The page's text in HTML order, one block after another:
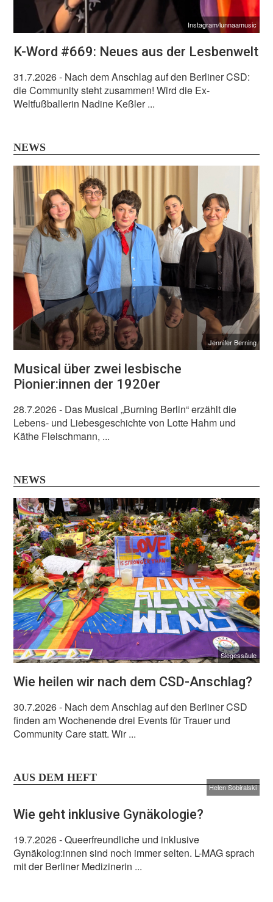
Instagram/lunnaamusic
K-Word #669: Neues aus der Lesbenwelt
31.7.2026- Nach dem Anschlag auf den Berliner CSD:
die Community steht zusammen! Wird die Ex-
Weltfußballerin Nadine Keßler ...
NEWS
Jennifer Berning
Musical über zwei lesbische
Pionier:innen der 1920er
28.7.2026- Das Musical „Burning Berlin“ erzählt die
Lebens- und Liebesgeschichte von Lotte Hahm und
Käthe Fleischmann, ...
NEWS
Siegessäule
Wie heilen wir nach dem CSD-Anschlag?
30.7.2026- Nach dem Anschlag auf den Berliner CSD
finden am Wochenende drei Events für Trauer und
Community Care statt. Wir ...
AUS DEM HEFT
Helen Sobiralski
Wie geht inklusive Gynäkologie?
19.7.2026- Queerfreundliche und inklusive
Gynäkolog:innen sind noch immer selten. L-MAG sprach
mit der Berliner Medizinerin ...